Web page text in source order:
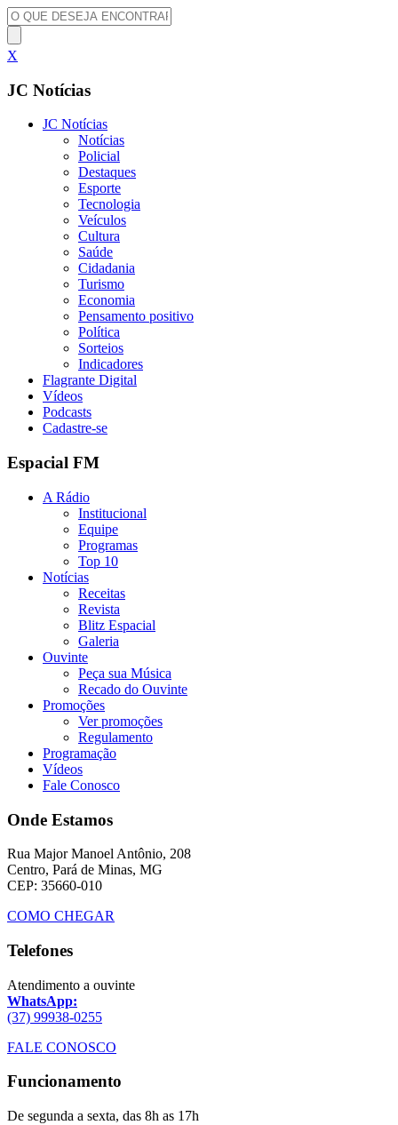
X
JC Notícias
JC Notícias
Notícias
Policial
Destaques
Esporte
Tecnologia
Veículos
Cultura
Saúde
Cidadania
Turismo
Economia
Pensamento positivo
Política
Sorteios
Indicadores
Flagrante Digital
Vídeos
Podcasts
Cadastre-se
Espacial FM
A Rádio
Institucional
Equipe
Programas
Top 10
Notícias
Receitas
Revista
Blitz Espacial
Galeria
Ouvinte
Peça sua Música
Recado do Ouvinte
Promoções
Ver promoções
Regulamento
Programação
Vídeos
Fale Conosco
Onde Estamos
Rua Major Manoel Antônio, 208
Centro, Pará de Minas, MG
CEP: 35660-010
COMO CHEGAR
Telefones
Atendimento a ouvinte
WhatsApp:
(37) 99938-0255
FALE CONOSCO
Funcionamento
De segunda a sexta, das 8h as 17h